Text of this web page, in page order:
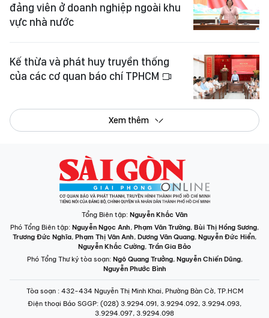
đảng viên ở doanh nghiệp ngoài khu
vực nhà nước
Kế thừa và phát huy truyền thống
của các cơ quan báo chí TPHCM
Xem thêm
Tổng Biên tập: Nguyễn Khắc Văn
Phó Tổng Biên tập: Nguyễn Ngọc Anh, Phạm Văn Trường, Bùi Thị Hồng Sương,
Trương Đức Nghĩa, Phạm Thị Vân Anh, Dương Văn Quang, Nguyễn Đức Hiển,
Nguyễn Khắc Cường, Trần Gia Bảo
Phó Tổng Thư ký tòa soạn: Ngô Quang Trưởng, Nguyễn Chiến Dũng,
Nguyễn Phước Bình
Tòa soạn : 432-434 Nguyễn Thị Minh Khai, Phường Bàn Cờ, TP.HCM
Điện thoại Báo SGGP: (028) 3.9294.091, 3.9294.092, 3.9294.093,
3.9294.097, 3.9294.098